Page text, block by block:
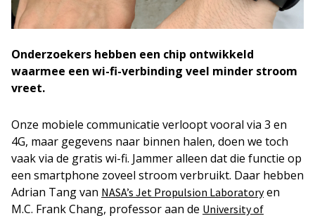
Onderzoekers hebben een chip ontwikkeld
waarmee een wi-fi-verbinding veel minder stroom
vreet.
Onze mobiele communicatie verloopt vooral via 3 en
4G, maar gegevens naar binnen halen, doen we toch
vaak via de gratis wi-fi. Jammer alleen dat die functie op
een smartphone zoveel stroom verbruikt. Daar hebben
Adrian Tang van NASA’s Jet Propulsion Laboratoryen
M.C. Frank Chang, professor aan de University of